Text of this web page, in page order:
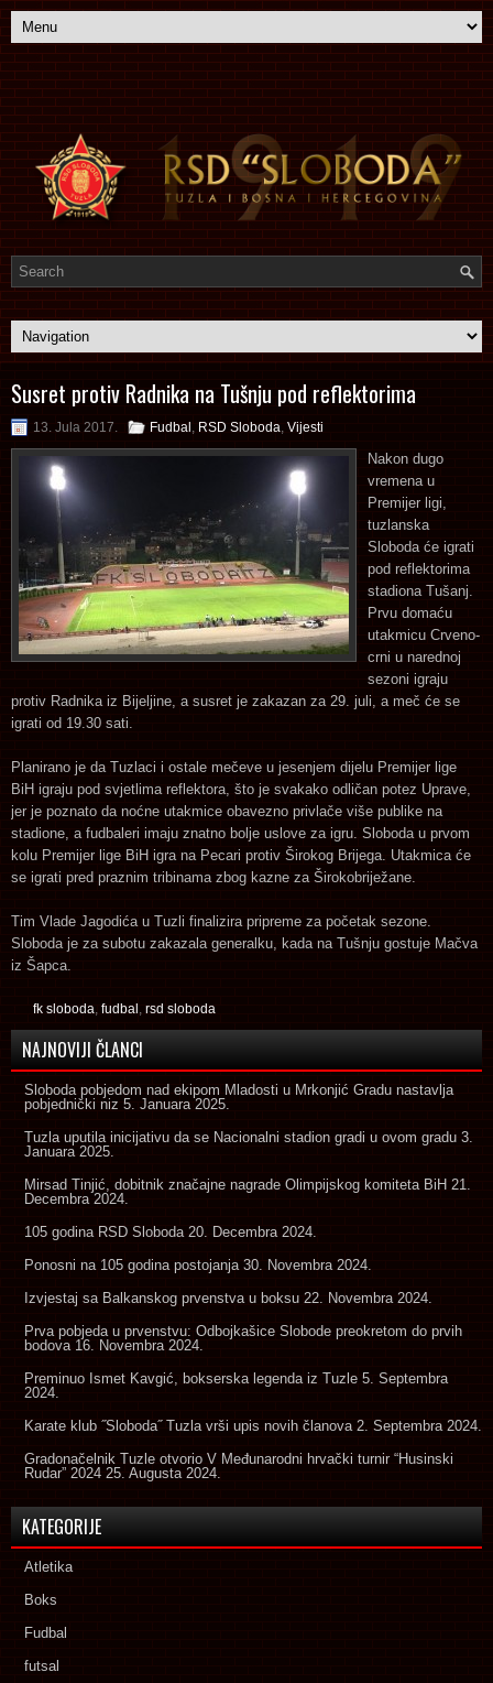
Susret protiv Radnika na Tušnju pod reflektorima
13. Jula 2017. Fudbal RSD Sloboda Vijesti
Nakon dugo
vremena u
Premijer ligi,
tuzlanska
Sloboda će igrati
pod reflektorima
stadiona Tušanj.
Prvu domaću
utakmicu Crveno-
crni u narednoj
sezoni igraju
protiv Radnika iz Bijeljine, a susret je zakazan za 29. juli, a meč će se
igrati od 19.30 sati.
Planirano je da Tuzlaci i ostale mečeve u jesenjem dijelu Premijer lige
BiH igraju pod svjetlima reflektora, što je svakako odličan potez Uprave,
jer je poznato da noćne utakmice obavezno privlače više publike na
stadione, a fudbaleri imaju znatno bolje uslove za igru. Sloboda u prvom
kolu Premijer lige BiH igra na Pecari protiv Širokog Brijega. Utakmica će
se igrati pred praznim tribinama zbog kazne za Širokobriježane.
Tim Vlade Jagodića u Tuzli finalizira pripreme za početak sezone.
Sloboda je za subotu zakazala generalku, kada na Tušnju gostuje Mačva
iz Šapca.
fk sloboda fudbal rsd sloboda
NAJNOVIJI ČLANCI
Sloboda pobjedom nad ekipom Mladosti u Mrkonjić Gradu nastavlja
pobjednički niz 5. Januara 2025.
Tuzla uputila inicijativu da se Nacionalni stadion gradi u ovom gradu 3.
Januara 2025.
Mirsad Tinjić, dobitnik značajne nagrade Olimpijskog komiteta BiH 21.
Decembra 2024.
105 godina RSD Sloboda 20. Decembra 2024.
Ponosni na 105 godina postojanja 30. Novembra 2024.
Izvjestaj sa Balkanskog prvenstva u boksu 22. Novembra 2024.
Prva pobjeda u prvenstvu: Odbojkašice Slobode preokretom do prvih
bodova 16. Novembra 2024.
Preminuo Ismet Kavgić, bokserska legenda iz Tuzle 5. Septembra
2024.
Karate klub ˝Sloboda˝ Tuzla vrši upis novih članova 2. Septembra 2024.
Gradonačelnik Tuzle otvorio V Međunarodni hrvački turnir “Husinski
Rudar” 2024 25. Augusta 2024.
KATEGORIJE
Atletika
Boks
Fudbal
futsal